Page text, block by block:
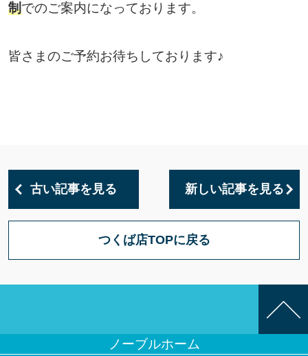
制でのご案内になっております。
皆さまのご予約お待ちしております♪
古い記事を見る 新しい記事を見る
つくば店TOPに戻る
ノーブルホーム